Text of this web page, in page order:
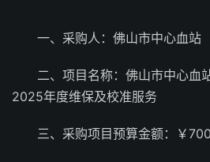
一、采购人：佛山市中心血站
二、项目名称：佛山市中心血
2025年度维保及校准服务
三、采购项目预算金额：￥